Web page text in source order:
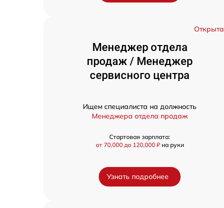
Открыта
Менеджер отдела
продаж / Менеджер
сервисного центра
Ищем специалиста на должность
Менеджера отдела продаж
Стартовая зарплата:
от 70,000 до 120,000 ₽ на руки
Узнать подробнее